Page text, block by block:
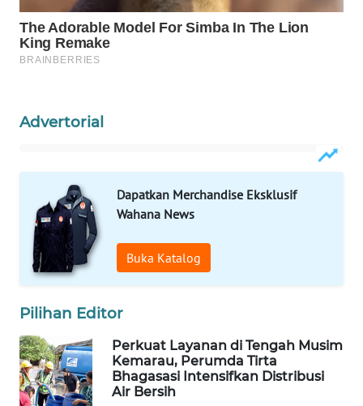
Advertorial
Dapatkan Merchandise Eksklusif
Wahana News
Buka Katalog
Pilihan Editor
Perkuat Layanan di Tengah Musim
Kemarau, Perumda Tirta
Bhagasasi Intensifkan Distribusi
Air Bersih
KARING
NEWS
GARONGGANG
NEWS
FISUELRI
ID
NEWS
CILEUNGSI